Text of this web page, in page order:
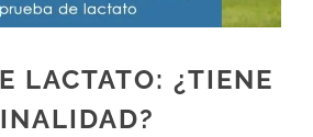
LACTATO: ¿TIENE